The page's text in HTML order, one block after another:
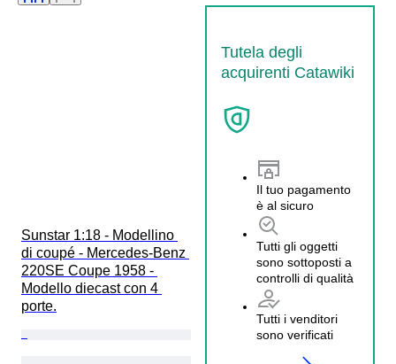
Tutela degli
acquirenti Catawiki
Il tuo pagamento
è al sicuro
Tutti gli oggetti
sono sottoposti a
controlli di qualità
Tutti i venditori
sono verificati
Sunstar 1:18 - Modellino
di coupé - Mercedes-Benz
220SE Coupe 1958 -
Modello diecast con 4
porte.